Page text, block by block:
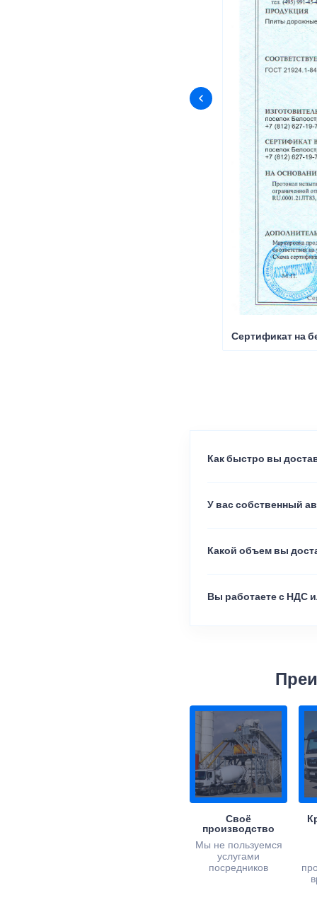
Сертификат на
Как быстро вы
У вас собственный
Какой объем вы
Вы работаете с НДС
Своё
производство
Мы не пользуемся
услугами
посредников